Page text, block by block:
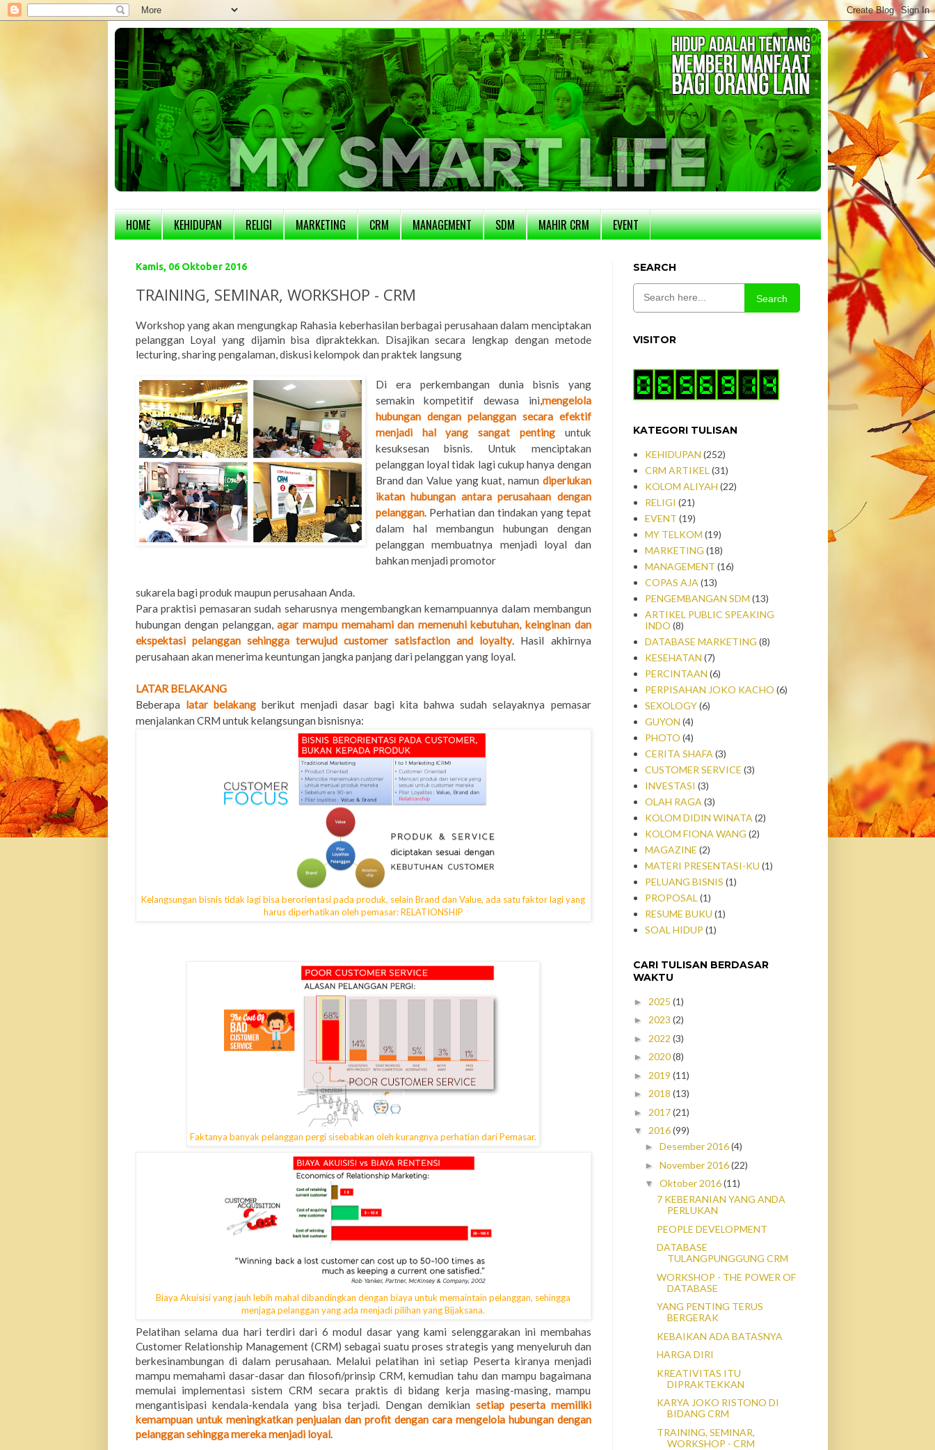
HOME KEHIDUPAN RELIGI MARKETING CRM MANAGEMENT SDM MAHIR CRM EVENT
Kamis, 06 Oktober 2016
TRAINING, SEMINAR, WORKSHOP - CRM
Workshop yang akan mengungkap Rahasia keberhasilan berbagai perusahaan dalam menciptakan
pelanggan Loyal yang dijamin bisa dipraktekkan. Disajikan secara lengkap dengan metode
lecturing, sharing pengalaman, diskusi kelompok dan praktek langsung
Di era perkembangan dunia bisnis yang
semakin kompetitif dewasa ini,mengelola
hubungan dengan pelanggan secara efektif
menjadi hal yang sangat pentinguntuk
kesuksesan bisnis. Untuk menciptakan
pelanggan loyal tidak lagi cukup hanya dengan
Brand dan Value yang kuat, namun diperlukan
ikatan hubungan antara perusahaan dengan
pelanggan. Perhatian dan tindakan yang tepat
dalam hal membangun hubungan dengan
pelanggan membuatnya menjadi loyal dan
bahkan menjadi promotor
sukarela bagi produk maupun perusahaan Anda.
Para praktisi pemasaran sudah seharusnya mengembangkan kemampuannya dalam membangun
hubungan dengan pelanggan,agar mampu memahami dan memenuhi kebutuhan, keinginan dan
ekspektasi pelanggan sehingga terwujud customer satisfaction and loyalty. Hasil akhirnya
perusahaan akan menerima keuntungan jangka panjang dari pelanggan yang loyal.
LATAR BELAKANG
Beberapa latar belakang berikut menjadi dasar bagi kita bahwa sudah selayaknya pemasar
menjalankan CRM untuk kelangsungan bisnisnya:
Kelangsungan bisnis tidak lagi bisa berorientasi pada produk, selain Brand dan Value, ada satu faktor lagi yang
harus diperhatikan oleh pemasar: RELATIONSHIP
Faktanya banyak pelanggan pergi sisebabkan oleh kurangnya perhatian dari Pemasar.
Biaya Akuisisi yang jauh lebih mahal dibandingkan dengan biaya untuk memaintain pelanggan, sehingga
menjaga pelanggan yang ada menjadi pilihan yang Bijaksana.
Pelatihan selama dua hari terdiri dari 6 modul dasar yang kami selenggarakan ini membahas
Customer Relationship Management (CRM) sebagai suatu proses strategis yang menyeluruh dan
berkesinambungan di dalam perusahaan. Melalui pelatihan ini setiap Peserta kiranya menjadi
mampu memahami dasar-dasar dan filosofi/prinsip CRM, kemudian tahu dan mampu bagaimana
memulai implementasi sistem CRM secara praktis di bidang kerja masing-masing, mampu
mengantisipasi kendala-kendala yang bisa terjadi. Dengan demikian setiap peserta memiliki
kemampuan untuk meningkatkan penjualan dan profit dengan cara mengelola hubungan dengan
pelanggan sehingga mereka menjadi loyal.
SEARCH
Search
VISITOR
KATEGORI TULISAN
KEHIDUPAN (252)
CRM ARTIKEL (31)
KOLOM ALIYAH (22)
RELIGI (21)
EVENT (19)
MY TELKOM (19)
MARKETING (18)
MANAGEMENT (16)
COPAS AJA (13)
PENGEMBANGAN SDM (13)
ARTIKEL PUBLIC SPEAKING
INDO (8)
DATABASE MARKETING (8)
KESEHATAN (7)
PERCINTAAN (6)
PERPISAHAN JOKO KACHO (6)
SEXOLOGY(6)
GUYON (4)
PHOTO (4)
CERITA SHAFA (3)
CUSTOMER SERVICE (3)
INVESTASI (3)
OLAH RAGA (3)
KOLOM DIDIN WINATA (2)
KOLOM FIONA WANG (2)
MAGAZINE (2)
MATERI PRESENTASI-KU (1)
PELUANG BISNIS (1)
PROPOSAL (1)
RESUME BUKU (1)
SOAL HIDUP (1)
CARI TULISAN BERDASAR
WAKTU
► 2025 (1)
► 2023 (2)
► 2022 (3)
► 2020(8)
► 2019 (11)
► 2018 (13)
► 2017(21)
▼ 2016(99)
►Desember 2016(4)
►November 2016(22)
▼Oktober 2016(11)
7 KEBERANIAN YANG ANDA
PERLUKAN
PEOPLE DEVELOPMENT
DATABASE
TULANGPUNGGUNG CRM
WORKSHOP - THE POWER OF
DATABASE
YANG PENTING TERUS
BERGERAK
KEBAIKAN ADA BATASNYA
HARGA DIRI
KREATIVITAS ITU
DIPRAKTEKKAN
KARYA JOKO RISTONO DI
BIDANG CRM
TRAINING, SEMINAR,
WORKSHOP - CRM